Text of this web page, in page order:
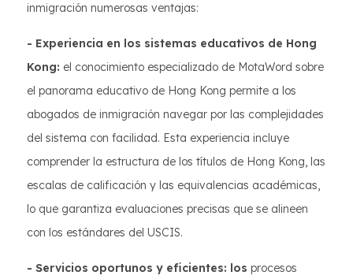
inmigración numerosas ventajas:
- Experiencia en los sistemas educativos de Hong
Kong: el conocimiento especializado de MotaWord sobre
el panorama educativo de Hong Kong permite a los
abogados de inmigración navegar por las complejidades
del sistema con facilidad. Esta experiencia incluye
comprender la estructura de los títulos de Hong Kong, las
escalas de calificación y las equivalencias académicas,
lo que garantiza evaluaciones precisas que se alineen
con los estándares del USCIS.
- Servicios oportunos y eficientes: los procesos